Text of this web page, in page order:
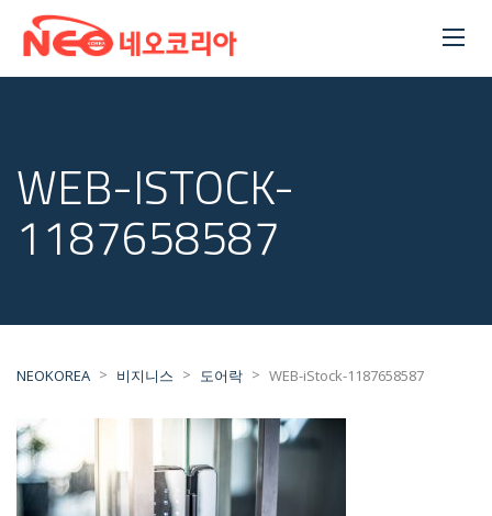
WEB-ISTOCK-
1187658587
NEOKOREA > 비지니스 > 도어락 > WEB-iStock-1187658587